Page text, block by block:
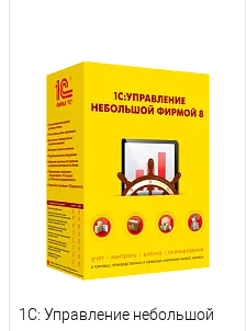
1С: Управление небольшой